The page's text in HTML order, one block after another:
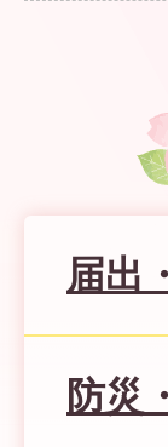
届出
防災